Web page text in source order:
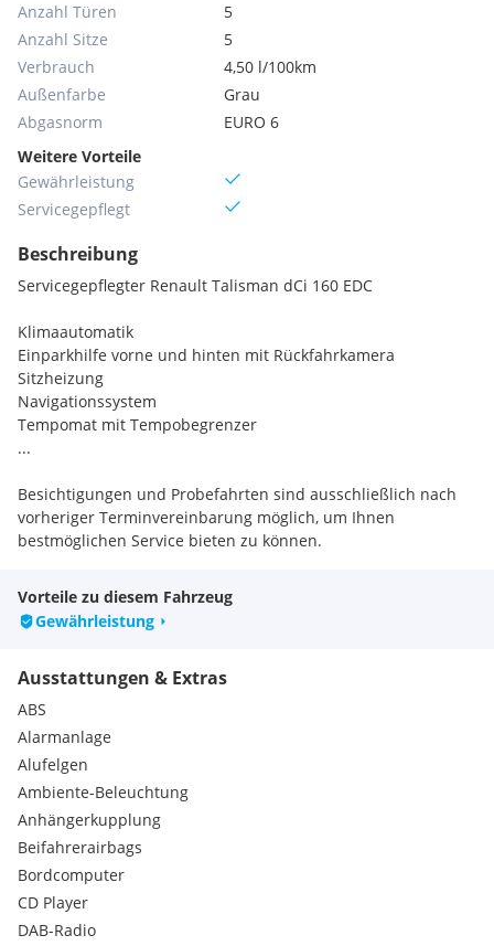
Anzahl Türen
5
Anzahl Sitze
5
Verbrauch
4,50 l/100km
Außenfarbe
Grau
Abgasnorm
EURO 6
Weitere Vorteile
Gewährleistung
Servicegepflegt
Beschreibung
Servicegepflegter Renault Talisman dCi 160 EDC
Klimaautomatik
Einparkhilfe vorne und hinten mit Rückfahrkamera
Sitzheizung
Navigationssystem
Tempomat mit Tempobegrenzer
...
Besichtigungen und Probefahrten sind ausschließlich nach
vorheriger Terminvereinbarung möglich, um Ihnen
bestmöglichen Service bieten zu können.
8 Lautsprecher, Außenspiegel schwarz hochglänzend, Elektr.
Bremskraftverteilung, Fensterzierleisten verchromt,
Frontscheibe Akustikglas, Handschuhfach, Handschuhfach
Pollenfilter, Kühlergrill verchromt, Lendenwirbelstütze vorn,
Lenksäule (Lenkrad) höhenverstellbar, Lenksäule (Lenkrad)
längsverstellbar, Luftdüsen im Fond, Mittelarmlehne hinten
mit Fach, Parkbremse elektrisch, Schadstoffarm nach
Abgasnorm Euro 6, Schalt-/Wählhebelgriff Leder,
Schaltpunktanzeige, Sicherheitsgurte vorn höhenverstellbar,
Sitz vorn links höhenverstellbar, Sitz vorn rechts
höhenverstellbar, Sonnenblenden mit Spiegel (beleuchtet),
Steckdose (12V-Anschluß) 2.Sitzreihe, Tachometeranzeige
(Instrumente) digital, Türgriffe außen Wagenfarbe, Visio-
Paket, Fahrassistenz-System: Spurwechsel-Warnsystem,
Warnanlage für Sicherheitsgurte, Zusatzsteckdose in
Vorteile zu diesem Fahrzeug
Gewährleistung
Ausstattungen & Extras
ABS
Alarmanlage
Alufelgen
Ambiente-Beleuchtung
Anhängerkupplung
Beifahrerairbags
Bordcomputer
CD Player
DAB-Radio